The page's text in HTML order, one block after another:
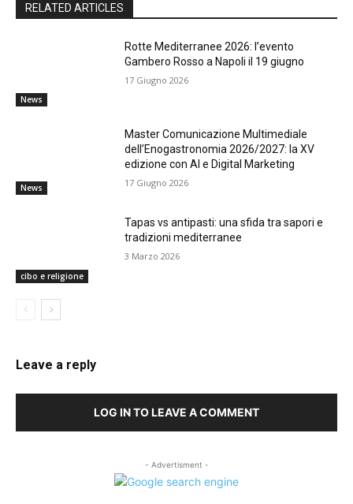
RELATED ARTICLES
News
Rotte Mediterranee 2026: l’evento
Gambero Rosso a Napoli il 19 giugno
17 Giugno 2026
News
Master Comunicazione Multimediale
dell’Enogastronomia 2026/2027: la XV
edizione con AI e Digital Marketing
17 Giugno 2026
cibo e religione
Tapas vs antipasti: una sfida tra sapori e
tradizioni mediterranee
3 Marzo 2026
Leave a reply
LOG IN TO LEAVE A COMMENT
- Advertisment -